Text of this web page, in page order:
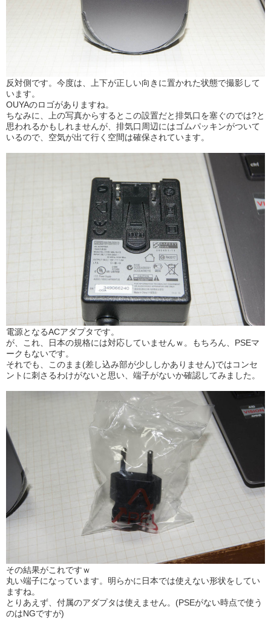
反対側です。今度は、上下が正しい向きに置かれた状態で撮影して
います。
OUYAのロゴがありますね。
ちなみに、上の写真からするとこの設置だと排気口を塞ぐのでは?と
思われるかもしれませんが、排気口周辺にはゴムパッキンがついて
いるので、空気が出て行く空間は確保されています。
電源となるACアダプタです。
が、これ、日本の規格には対応していませんｗ。もちろん、PSEマ
ークもないです。
それでも、このまま(差し込み部が少ししかありません)ではコンセ
ントに刺さるわけがないと思い、端子がないか確認してみました。
その結果がこれですｗ
丸い端子になっています。明らかに日本では使えない形状をしてい
ますね。
とりあえず、付属のアダプタは使えません。(PSEがない時点で使う
のはNGですが)